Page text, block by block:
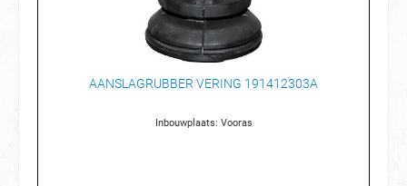
AANSLAGRUBBER VERING 191412303A
Inbouwplaats: Vooras